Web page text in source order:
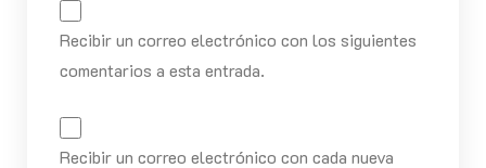
Recibir un correo electrónico con los siguientes
comentarios a esta entrada.
Recibir un correo electrónico con cada nueva